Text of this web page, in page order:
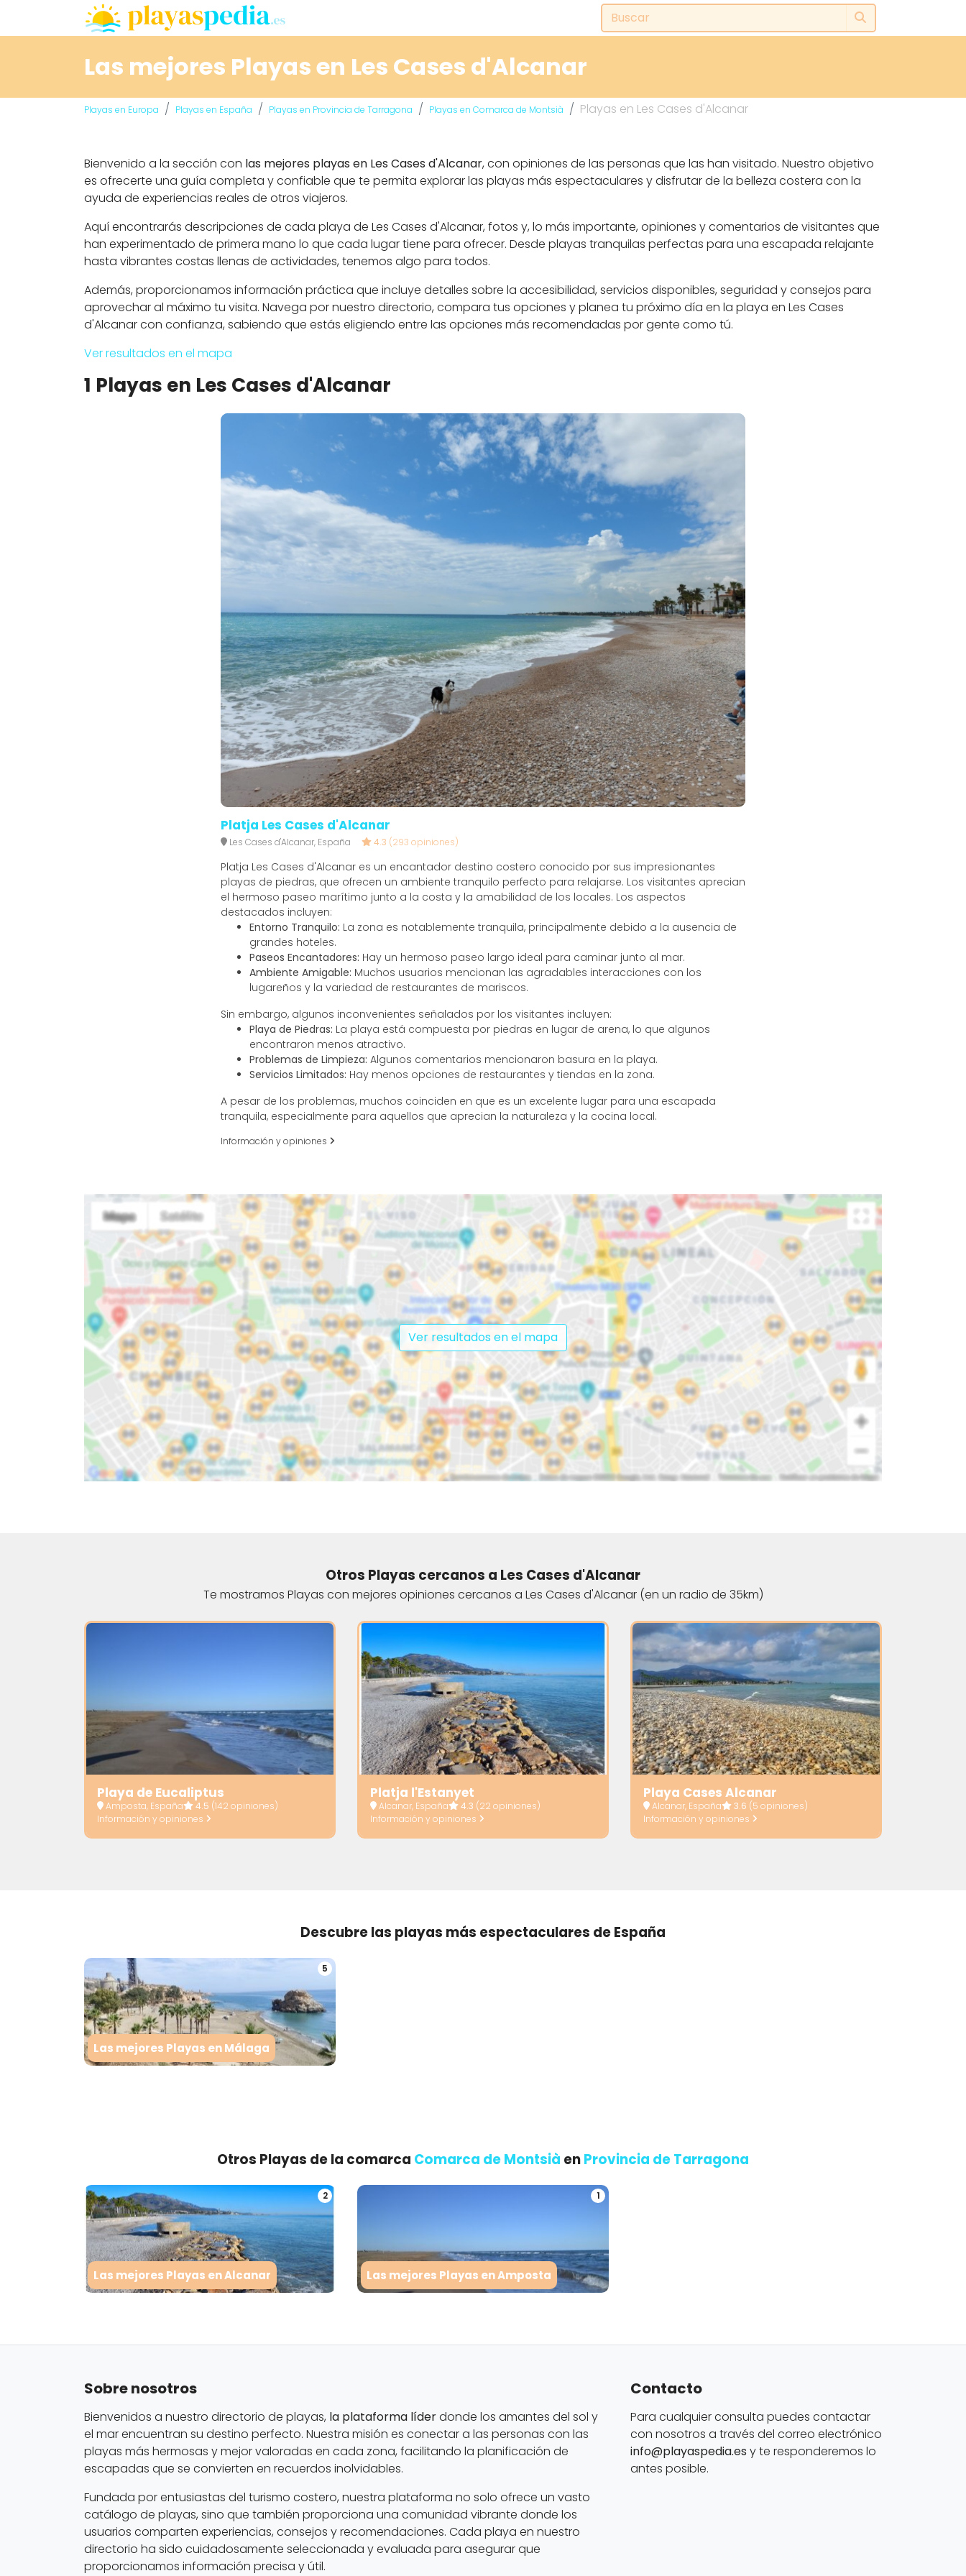
Las mejores Playas en Les Cases d'Alcanar
Playas en Europa Playas en España Playas en Provincia de Tarragona Playas en Comarca de Montsià Playas en Les Cases d'Alcanar
Bienvenido a la sección con las mejores playas en Les Cases d'Alcanar, con opiniones de las personas que las han visitado. Nuestro objetivo
es ofrecerte una guía completa y confiable que te permita explorar las playas más espectaculares y disfrutar de la belleza costera con la
ayuda de experiencias reales de otros viajeros.
Aquí encontrarás descripciones de cada playa de Les Cases d'Alcanar, fotos y, lo más importante, opiniones y comentarios de visitantes que
han experimentado de primera mano lo que cada lugar tiene para ofrecer. Desde playas tranquilas perfectas para una escapada relajante
hasta vibrantes costas llenas de actividades, tenemos algo para todos.
Además, proporcionamos información práctica que incluye detalles sobre la accesibilidad, servicios disponibles, seguridad y consejos para
aprovechar al máximo tu visita. Navega por nuestro directorio, compara tus opciones y planea tu próximo día en la playa en Les Cases
d'Alcanar con confianza, sabiendo que estás eligiendo entre las opciones más recomendadas por gente como tú.
Ver resultados en el mapa
1 Playas en Les Cases d'Alcanar
Platja Les Cases d'Alcanar
Les Cases d'Alcanar, España 4.3 (293 opiniones)
Platja Les Cases d'Alcanar es un encantador destino costero conocido por sus impresionantes
playas de piedras, que ofrecen un ambiente tranquilo perfecto para relajarse. Los visitantes aprecian
el hermoso paseo marítimo junto a la costa y la amabilidad de los locales. Los aspectos
destacados incluyen:
Entorno Tranquilo: La zona es notablemente tranquila, principalmente debido a la ausencia de
grandes hoteles.
Paseos Encantadores: Hay un hermoso paseo largo ideal para caminar junto al mar.
Ambiente Amigable: Muchos usuarios mencionan las agradables interacciones con los
lugareños y la variedad de restaurantes de mariscos.
Sin embargo, algunos inconvenientes señalados por los visitantes incluyen:
Playa de Piedras: La playa está compuesta por piedras en lugar de arena, lo que algunos
encontraron menos atractivo.
Problemas de Limpieza: Algunos comentarios mencionaron basura en la playa.
Servicios Limitados: Hay menos opciones de restaurantes y tiendas en la zona.
A pesar de los problemas, muchos coinciden en que es un excelente lugar para una escapada
tranquila, especialmente para aquellos que aprecian la naturaleza y la cocina local.
Información y opiniones
Ver resultados en el mapa
Otros Playas cercanos a Les Cases d'Alcanar
Te mostramos Playas con mejores opiniones cercanos a Les Cases d'Alcanar (en un radio de 35km)
Playa de Eucaliptus
Amposta, España 4.5 (142 opiniones)
Información y opiniones
Platja l'Estanyet
Alcanar, España 4.3 (22 opiniones)
Información y opiniones
Playa Cases Alcanar
Alcanar, España 3.6 (5 opiniones)
Información y opiniones
Descubre las playas más espectaculares de España
5
Las mejores Playas en Málaga
Otros Playas de la comarca Comarca de Montsià en Provincia de Tarragona
2
Las mejores Playas en Alcanar
1
Las mejores Playas en Amposta
Sobre nosotros
Bienvenidos a nuestro directorio de playas, la plataforma líderdonde los amantes del sol y
el mar encuentran su destino perfecto. Nuestra misión es conectar a las personas con las
playas más hermosas y mejor valoradas en cada zona, facilitando la planificación de
escapadas que se convierten en recuerdos inolvidables.
Fundada por entusiastas del turismo costero, nuestra plataforma no solo ofrece un vasto
catálogo de playas, sino que también proporciona una comunidad vibrante donde los
usuarios comparten experiencias, consejos y recomendaciones. Cada playa en nuestro
directorio ha sido cuidadosamente seleccionada y evaluada para asegurar que
proporcionamos información precisa y útil.
Contacto
Para cualquier consulta puedes contactar
con nosotros a través del correo electrónico
info@playaspedia.es y te responderemos lo
antes posible.